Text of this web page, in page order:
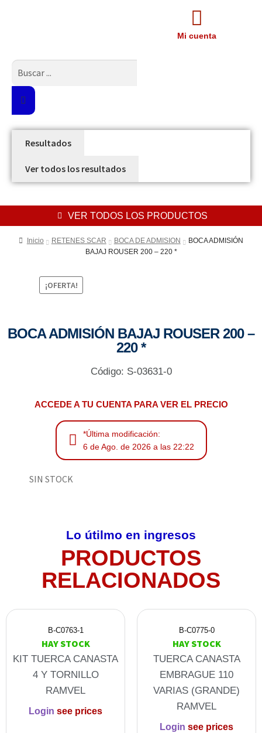
Mi cuenta
Resultados
Ver todos los resultados
VER TODOS LOS PRODUCTOS
Inicio RETENES SCAR BOCA DE ADMISION
BOCA ADMISIÓN
BAJAJ ROUSER 200 – 220 *
¡OFERTA!
BOCA ADMISIÓN BAJAJ ROUSER 200 –
220 *
Código: S-03631-0
ACCEDE A TU CUENTA PARA VER EL PRECIO
*Última modificación:
6 de Ago. de 2026 a las 22:22
SIN STOCK
Lo útilmo en ingresos
PRODUCTOS
RELACIONADOS
B-C0763-1
HAY STOCK
KIT TUERCA CANASTA
4 Y TORNILLO
RAMVEL
Login see prices
B-C0775-0
HAY STOCK
TUERCA CANASTA
EMBRAGUE 110
VARIAS (GRANDE)
RAMVEL
Login see prices